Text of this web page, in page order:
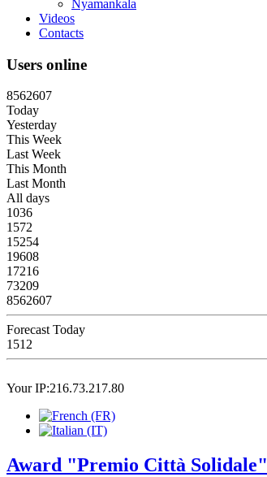
Nyamankala
Videos
Contacts
Users online
8562607
Today
Yesterday
This Week
Last Week
This Month
Last Month
All days
1036
1572
15254
19608
17216
73209
8562607
Forecast Today
1512
Your IP:216.73.217.80
Award "Premio Città Solidale"